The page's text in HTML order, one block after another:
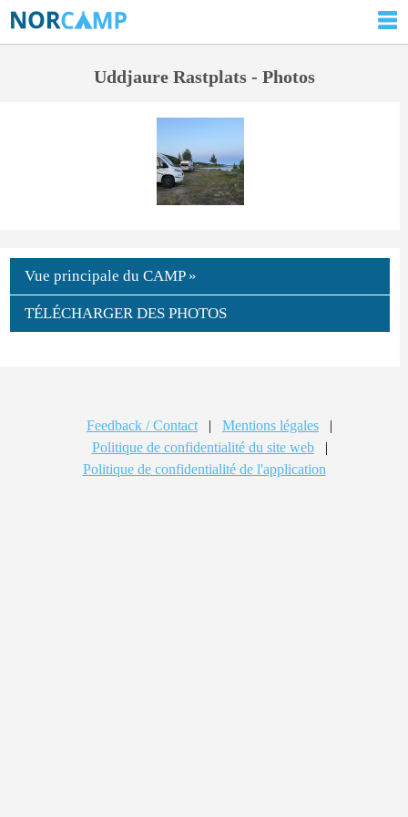
Uddjaure Rastplats - Photos
Vue principale du CAMP »
TÉLÉCHARGER DES PHOTOS
Feedback / Contact | Mentions légales
|
Politique de confidentialité du site web
|
Politique de confidentialité de l'application